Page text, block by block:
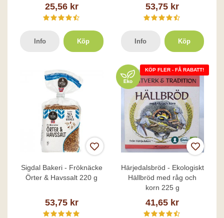
25,56 kr
Info Köp
53,75 kr
Info Köp
Sigdal Bakeri - Fröknäcke
Örter & Havssalt 220 g
53,75 kr
KÖP FLER - FÅ RABATT!
Härjedalsbröd - Ekologiskt
Hällbröd med råg och
korn 225 g
41,65 kr